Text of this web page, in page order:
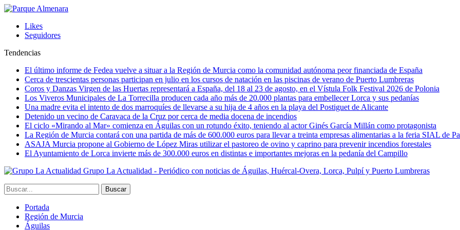
Likes
Seguidores
Tendencias
El último informe de Fedea vuelve a situar a la Región de Murcia como la comunidad autónoma peor financiada de España
Cerca de trescientas personas participan en julio en los cursos de natación en las piscinas de verano de Puerto Lumbreras
Coros y Danzas Virgen de las Huertas representará a España, del 18 al 23 de agosto, en el Vístula Folk Festival 2026 de Polonia
Los Viveros Municipales de La Torrecilla producen cada año más de 20.000 plantas para embellecer Lorca y sus pedanías
Una madre evita el intento de dos marroquíes de llevarse a su hija de 4 años en la playa del Postiguet de Alicante
Detenido un vecino de Caravaca de la Cruz por cerca de media docena de incendios
El ciclo «Mirando al Mar» comienza en Águilas con un rotundo éxito, teniendo al actor Ginés García Millán como protagonista
La Región de Murcia contará con una partida de más de 600.000 euros para llevar a treinta empresas alimentarias a la feria SIAL de
ASAJA Murcia propone al Gobierno de López Miras utilizar el pastoreo de ovino y caprino para prevenir incendios forestales
El Ayuntamiento de Lorca invierte más de 300.000 euros en distintas e importantes mejoras en la pedanía del Campillo
Grupo La Actualidad - Periódico con noticias de Águilas, Huércal-Overa, Lorca, Pulpí y Puerto Lumbreras
Portada
Región de Murcia
Águilas